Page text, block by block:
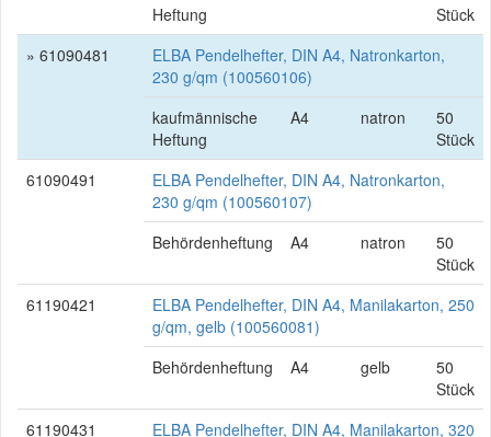
Heftung
Stück
» 61090481
ELBA Pendelhefter, DIN A4, Natronkarton,
230 g/qm (100560106)
kaufmännische
Heftung
A4 natron
50
Stück
61090491
ELBA Pendelhefter, DIN A4, Natronkarton,
230 g/qm (100560107)
Behördenheftung
A4 natron
50
Stück
61190421
ELBA Pendelhefter, DIN A4, Manilakarton, 250
g/qm, gelb (100560081)
Behördenheftung
A4 gelb
50
Stück
61190431
ELBA Pendelhefter, DIN A4, Manilakarton, 320